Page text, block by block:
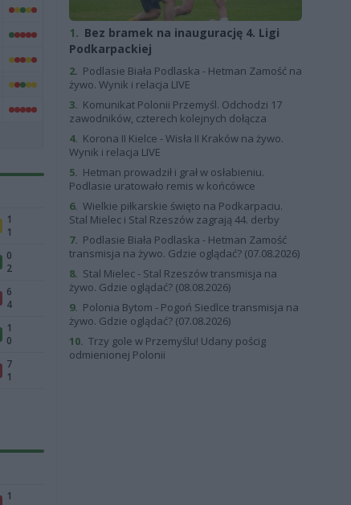
1
1
0
2
6
4
1
0
7
1
1
1. Bez bramek na inaugurację 4. Ligi
Podkarpackiej
2. Podlasie Biała Podlaska - Hetman Zamość na
żywo. Wynik i relacja LIVE
3. Komunikat Polonii Przemyśl. Odchodzi 17
zawodników, czterech kolejnych dołącza
4. Korona II Kielce - Wisła II Kraków na żywo.
Wynik i relacja LIVE
5. Hetman prowadził i grał w osłabieniu.
Podlasie uratowało remis w końcówce
6. Wielkie piłkarskie święto na Podkarpaciu.
Stal Mielec i Stal Rzeszów zagrają 44. derby
7. Podlasie Biała Podlaska - Hetman Zamość
transmisja na żywo. Gdzie oglądać? (07.08.2026)
8. Stal Mielec - Stal Rzeszów transmisja na
żywo. Gdzie oglądać? (08.08.2026)
9. Polonia Bytom - Pogoń Siedlce transmisja na
żywo. Gdzie oglądać? (07.08.2026)
10. Trzy gole w Przemyślu! Udany pościg
odmienionej Polonii